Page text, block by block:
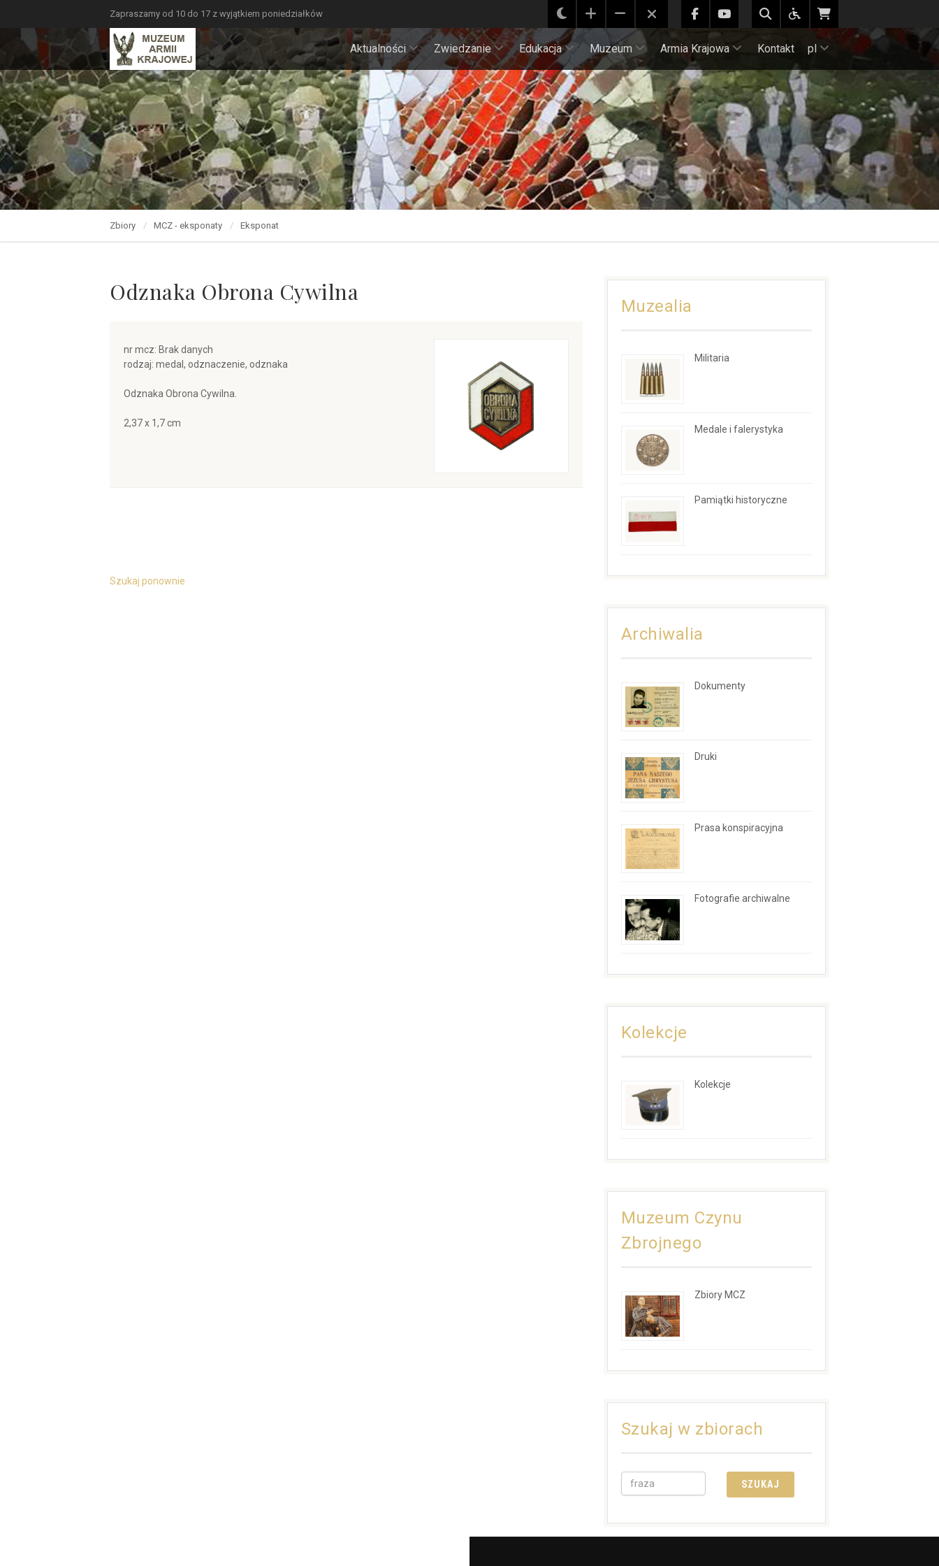
Zapraszamy od 10 do 17 z wyjątkiem poniedziałków
Aktualności Zwiedzanie Edukacja Muzeum Armia Krajowa Kontakt pl
Zbiory MCZ - eksponaty Eksponat
Odznaka Obrona Cywilna
nr mcz: Brak danych
rodzaj: medal, odznaczenie, odznaka
Odznaka Obrona Cywilna.
2,37 x 1,7 cm
Szukaj ponownie
Muzealia
Militaria
Medale i falerystyka
Pamiątki historyczne
Archiwalia
Dokumenty
Druki
Prasa konspiracyjna
Fotografie archiwalne
Kolekcje
Kolekcje
Muzeum Czynu
Zbrojnego
Zbiory MCZ
Szukaj w zbiorach